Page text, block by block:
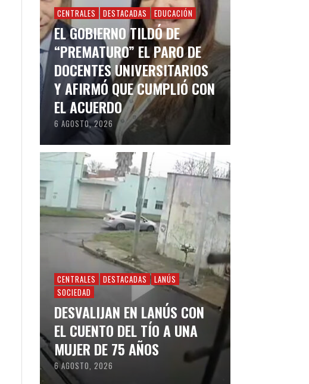
CENTRALES DESTACADAS EDUCACIÓN
EL GOBIERNO TILDÓ DE
“PREMATURO” EL PARO DE
DOCENTES UNIVERSITARIOS
Y AFIRMÓ QUE CUMPLIÓ CON
EL ACUERDO
6 AGOSTO, 2026
CENTRALES DESTACADAS
LANÚS
SOCIEDAD
DESVALIJAN EN LANÚS CON
EL CUENTO DEL TÍO A UNA
MUJER DE 75 AÑOS
6 AGOSTO, 2026